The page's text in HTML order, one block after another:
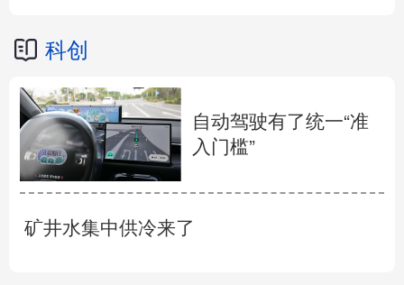
科创
自动驾驶有了统一“准
入门槛”
矿井水集中供冷来了